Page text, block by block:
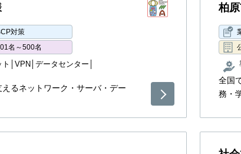
対策
名～500名
VPN データセンター
るネットワーク・サーバ・デー
柏
全国
務・